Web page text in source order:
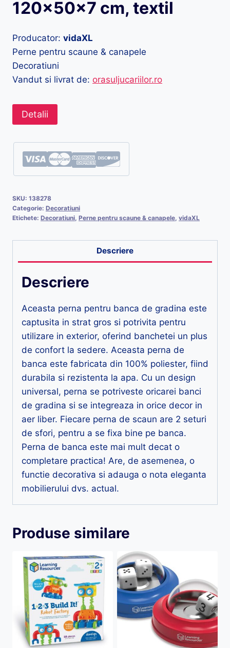
120x50x7 cm, textil
Producator: vidaXL
Perne pentru scaune & canapele
Decoratiuni
Vandut si livrat de: orasuljucariilor.ro
Detalii
SKU: 138278
Categorie: Decoratiuni
Etichete: Decoratiuni, Perne pentru scaune & canapele, vidaXL
Descriere
Descriere
Aceasta perna pentru banca de gradina este
captusita in strat gros si potrivita pentru
utilizare in exterior, oferind banchetei un plus
de confort la sedere. Aceasta perna de
banca este fabricata din 100% poliester, fiind
durabila si rezistenta la apa. Cu un design
universal, perna se potriveste oricarei banci
de gradina si se integreaza in orice decor in
aer liber. Fiecare perna de scaun are 2 seturi
de sfori, pentru a se fixa bine pe banca.
Perna de banca este mai mult decat o
completare practica! Are, de asemenea, o
functie decorativa si adauga o nota eleganta
mobilierului dvs. actual.
Produse similare